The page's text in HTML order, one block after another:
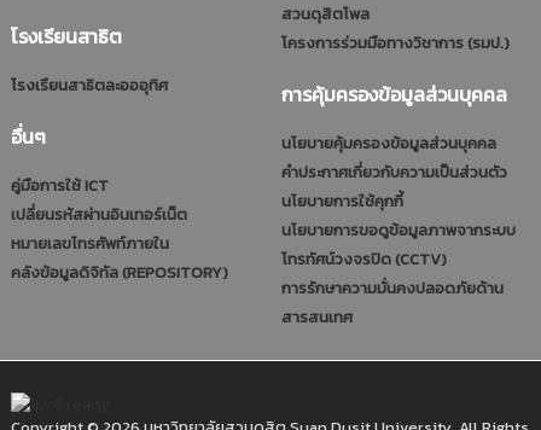
โรงเรียนสาธิต
โรงเรียนสาธิตละอออุทิศ
อื่นๆ
คู่มือการใช้ ICT
เปลี่ยนรหัสผ่านอินเทอร์เน็ต
หมายเลขโทรศัพท์ภายใน
คลังข้อมูลดิจิทัล (REPOSITORY)
สวนดุสิตโพล
โครงการร่วมมือทางวิชาการ (รมป.)
การคุ้มครองข้อมูลส่วนบุคคล
นโยบายคุ้มครองข้อมูลส่วนบุคคล
คำประกาศเกี่ยวกับความเป็นส่วนตัว
นโยบายการใช้คุกกี้
นโยบายการขอดูข้อมูลภาพจากระบบ
โทรทัศน์วงจรปิด (CCTV)
การรักษาความมั่นคงปลอดภัยด้าน
สารสนเทศ